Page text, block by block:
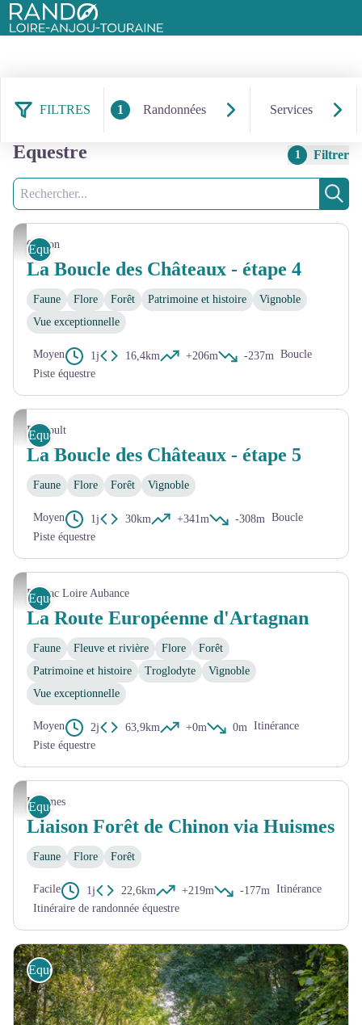
Rando Loire-Anjou-Touraine
FILTRES 1 Randonnées Services
27 résultats randonnées :
Equestre
1 Filtrer
Recherche
Touraine Val de Vienne
Equestre
Chinon
La Boucle des Châteaux - étape 4
Faune Flore Forêt Patrimoine et histoire
Vignoble
Vue exceptionnelle
Moyen 1j 16,4km +206m -237m Boucle
Piste équestre
Touraine Val de Vienne
Equestre
Panzoult
La Boucle des Châteaux - étape 5
Faune Flore Forêt Vignoble
Moyen 1j 30km +341m -308m Boucle
Piste équestre
Mélanie Chaigneau - Anjou Tourisme
Equestre
Brissac Loire Aubance
La Route Européenne d'Artagnan
Faune Fleuve et rivière Flore
Forêt
Patrimoine et histoire
Troglodyte
Vignoble
Vue exceptionnelle
Moyen 2j 63,9km +0m 0m Itinérance
Piste équestre
CCCVL- Fabienne Bouéroux
Equestre
Huismes
Liaison Forêt de Chinon via Huismes
Faune Flore Forêt
Facile 1j 22,6km +219m -177m Itinérance
Itinéraire de randonnée équestre
Equestre